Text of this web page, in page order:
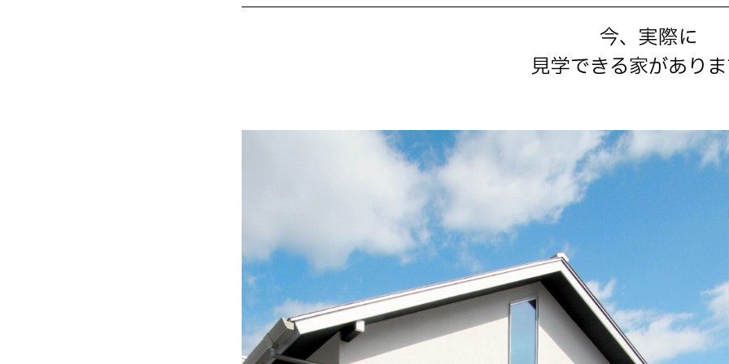
今、実際に
見学できる家があり